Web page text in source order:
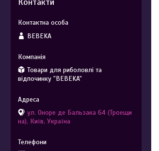
BEBEKA
Товари для риболовлі та
відпочинку "BEBEKA"
ул. Оноре де Бальзака 64 (Троещи
на), Київ, Україна